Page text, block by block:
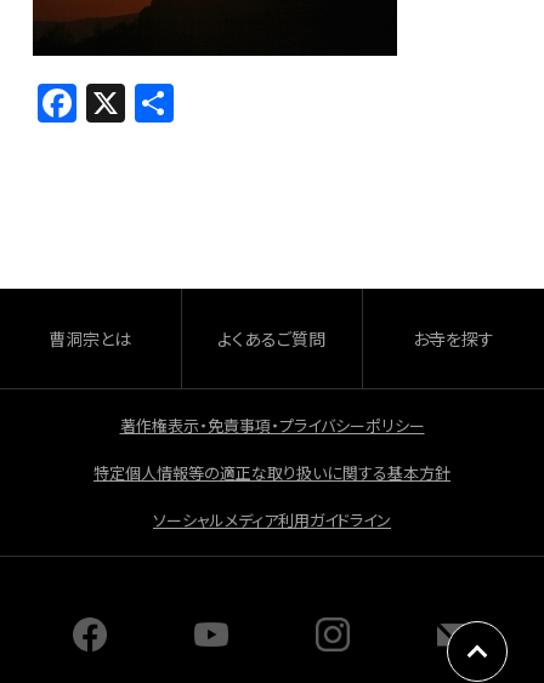
F
a
o
o
k
X 共
曹洞宗とは よくあるご質問 お寺を探す
著作権表示・免責事項・プライバシーポリシー
特定個人情報等の適正な取り扱いに関する基本方針
ソーシャルメディア利用ガイドライン